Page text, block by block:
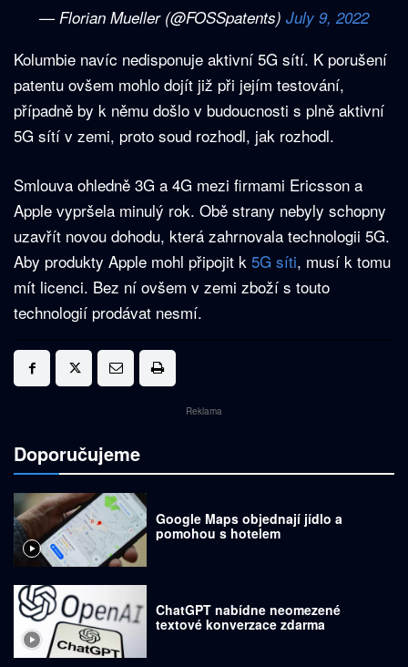
— Florian Mueller (@FOSSpatents) July 9, 2022
Kolumbie navíc nedisponuje aktivní 5G sítí. K porušení
patentu ovšem mohlo dojít již při jejím testování,
případně by k němu došlo v budoucnosti s plně aktivní
5G sítí v zemi, proto soud rozhodl, jak rozhodl.
Smlouva ohledně 3G a 4G mezi firmami Ericsson a
Apple vypršela minulý rok. Obě strany nebyly schopny
uzavřít novou dohodu, která zahrnovala technologii 5G.
Aby produkty Apple mohl připojit k 5G síti, musí k tomu
mít licenci. Bez ní ovšem v zemi zboží s touto
technologií prodávat nesmí.
Reklama
Doporučujeme
Google Maps objednají jídlo a
pomohou s hotelem
ChatGPT nabídne neomezené
textové konverzace zdarma